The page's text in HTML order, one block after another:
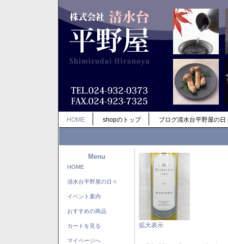
HOME shopのトップ ブログ清水台平野屋の日
Menu
HOME
清水台平野屋の日々
イベント案内
おすすめの商品
カートを見る
マイページへ
拡大表示